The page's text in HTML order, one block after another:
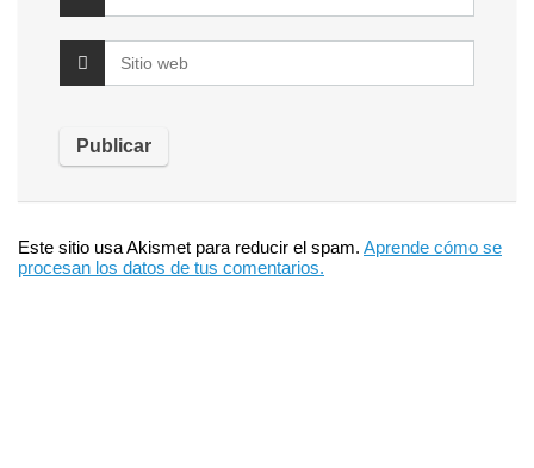
Este sitio usa Akismet para reducir el spam. Aprende cómo se
procesan los datos de tus comentarios.